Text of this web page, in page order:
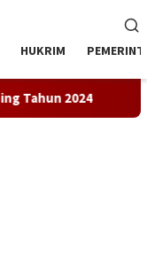
HUKRIM
LKBH LPKSM